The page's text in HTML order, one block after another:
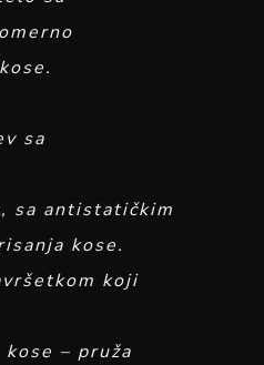
sa
sa antistatičkim
kose.
koji
– pruža